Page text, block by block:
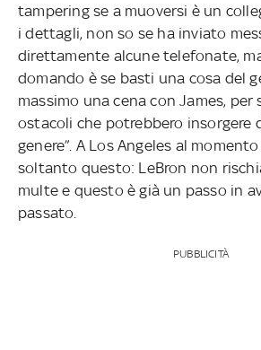
tampering se a muoversi è un
i dettagli, non so se ha inviato
direttamente alcune telefonate,
domando è se basti una cosa del
massimo una cena con James, per
ostacoli che potrebbero insorgere
genere”. A Los Angeles al
soltanto questo: LeBron non
multe e questo è già un passo in
passato.
PUBBLICITÀ